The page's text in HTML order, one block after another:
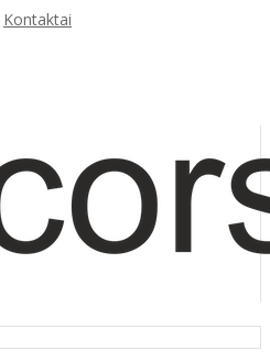
Kontaktai